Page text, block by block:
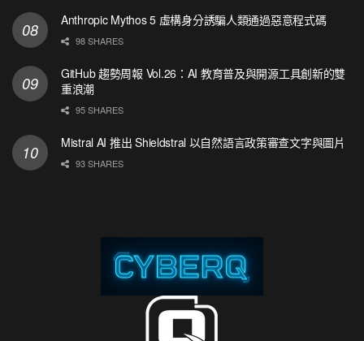
Anthropic Mythos 5 虛構身分誘騙人類通過惡意程式碼
98 SHARES
GitHub 趨勢周報 Vol.26：AI 教育普及與開源工具創新的雙
重浪潮
95 SHARES
Mistral AI 推出 Shieldstral 以自然語言政策審查文字與圖片
93 SHARES